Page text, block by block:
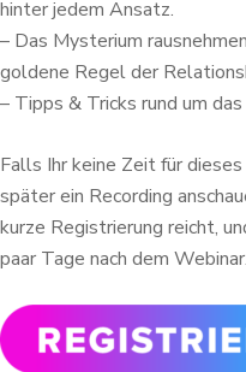
hinter jedem Ansatz.
– Das Mysterium
goldene Regel der
– Tipps & Tricks rund um
Falls Ihr keine Zeit für
später ein Recording
kurze Registrierung reicht,
paar Tage nach dem Webinar.